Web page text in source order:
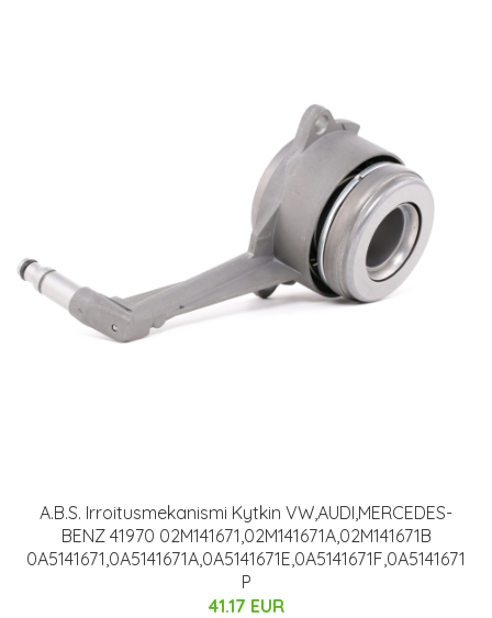
A.B.S. Irroitusmekanismi Kytkin VW,AUDI,MERCEDES-
BENZ 41970 02M141671,02M141671A,02M141671B
0A5141671,0A5141671A,0A5141671E,0A5141671F,0A5141671
P
41.17 EUR